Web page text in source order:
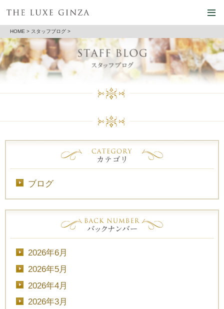
HOME > スタッフブログ >
ブログ
2026年6月
2026年5月
2026年4月
2026年3月